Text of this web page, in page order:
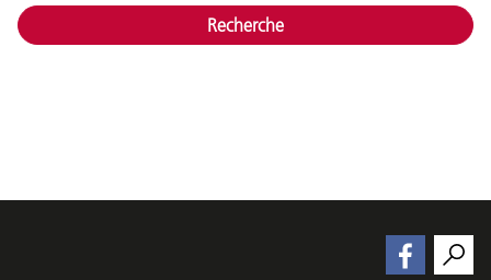
Recherche